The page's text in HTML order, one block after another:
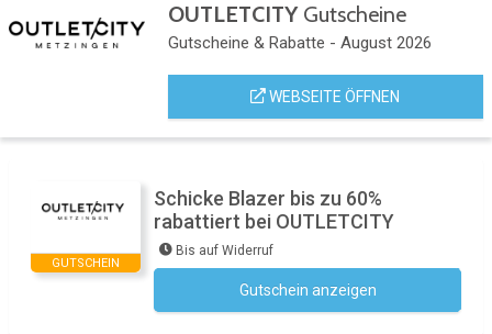
OUTLETCITYGutscheine
Gutscheine & Rabatte - August 2026
WEBSEITE ÖFFNEN
GUTSCHEIN
Schicke Blazer bis zu 60%
rabattiert bei OUTLETCITY
Bis auf Widerruf
Gutschein anzeigen